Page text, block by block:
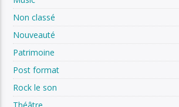
Non classé
Nouveauté
Patrimoine
Post format
Rock le son